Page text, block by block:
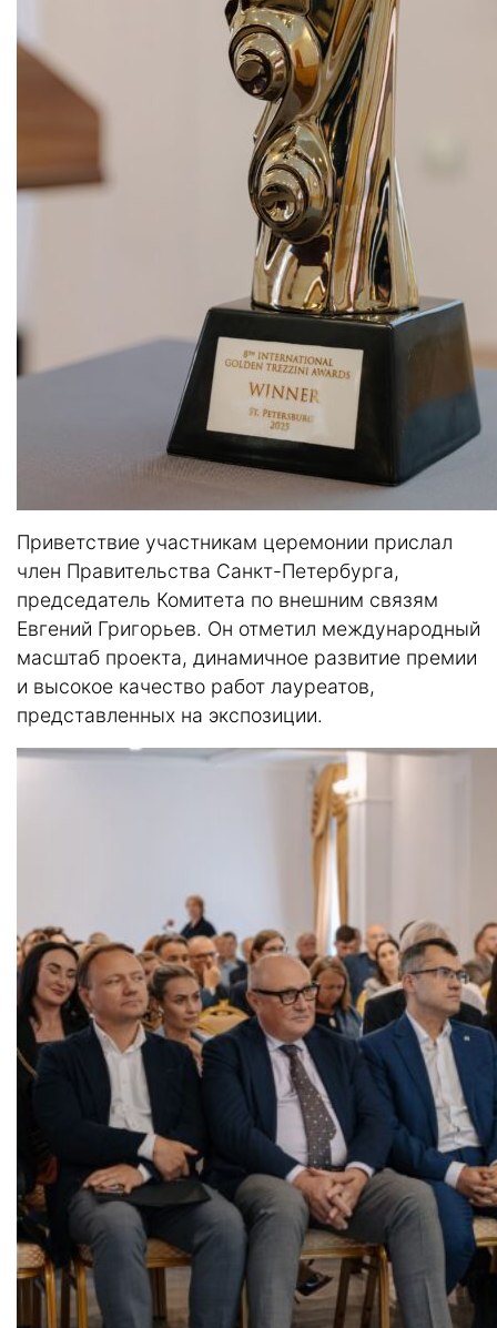
Приветствие участникам церемонии прислал
член Правительства Санкт-Петербурга,
председатель Комитета по внешним связям
Евгений Григорьев. Он отметил международный
масштаб проекта, динамичное развитие премии
и высокое качество работ лауреатов,
представленных на экспозиции.